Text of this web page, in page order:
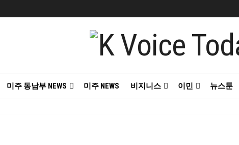
미주 동남부 NEWS 미주 NEWS 비지니스 이민 뉴스툰